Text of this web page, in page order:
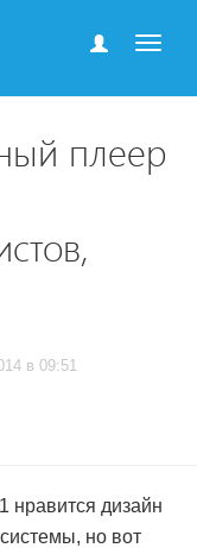
плеер
в 09:51
нравится дизайн
но вот